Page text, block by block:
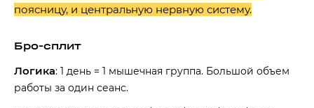
поясницу, и центральную нервную систему.
Бро-сплит
Логика: 1 день = 1 мышечная группа. Большой объем
работы за один сеанс.